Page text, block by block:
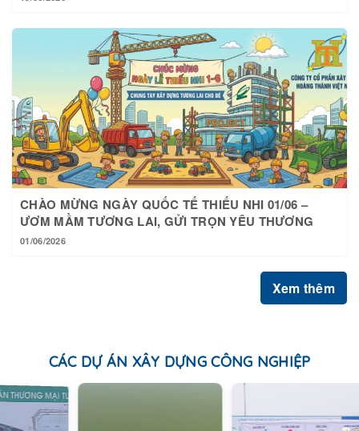
CHÀO MỪNG NGÀY QUỐC TẾ THIẾU NHI 01/06 –
ƯƠM MẦM TƯƠNG LAI, GỬI TRỌN YÊU THƯƠNG
01/06/2026